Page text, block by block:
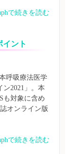
で続きを読む
ント
呼吸療法医学
ン2021」。本
も対象に含め
オンライン版
で続きを読む